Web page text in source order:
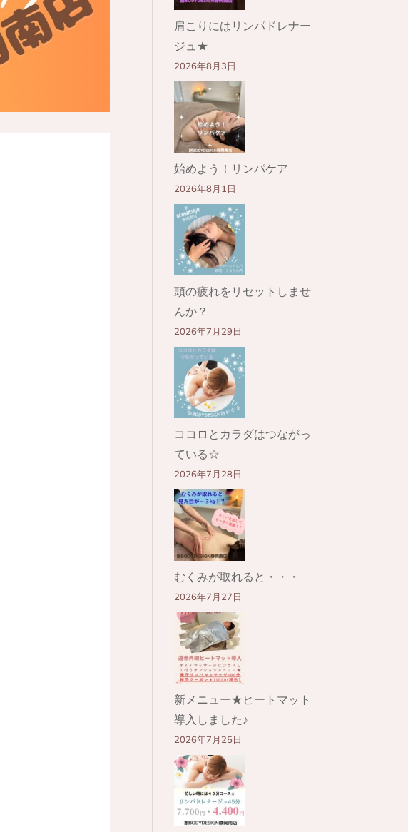
肩こりにはリンパドレナー
ジュ★
2026年8月3日
始めよう！リンパケア
2026年8月1日
頭の疲れをリセットしませ
んか？
2026年7月29日
ココロとカラダはつながっ
ている☆
2026年7月28日
むくみが取れると・・・
2026年7月27日
新メニュー★ヒートマット
導入しました♪
2026年7月25日